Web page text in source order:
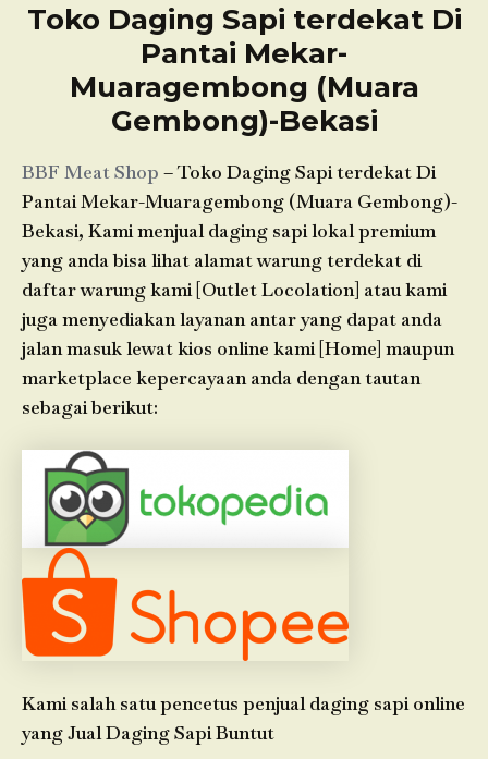
Toko Daging Sapi terdekat Di
Pantai Mekar-
Muaragembong (Muara
Gembong)-Bekasi
BBF Meat Shop – Toko Daging Sapi terdekat Di
Pantai Mekar-Muaragembong (Muara Gembong)-
Bekasi, Kami menjual daging sapi lokal premium
yang anda bisa lihat alamat warung terdekat di
daftar warung kami [Outlet Locolation] atau kami
juga menyediakan layanan antar yang dapat anda
jalan masuk lewat kios online kami [Home] maupun
marketplace kepercayaan anda dengan tautan
sebagai berikut:
Kami salah satu pencetus penjual daging sapi online
yang Jual Daging Sapi Buntut